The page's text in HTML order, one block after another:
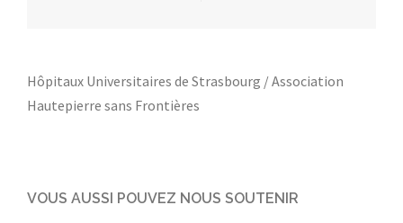
Hôpitaux Universitaires de Strasbourg / Association
Hautepierre sans Frontières
VOUS AUSSI POUVEZ NOUS SOUTENIR